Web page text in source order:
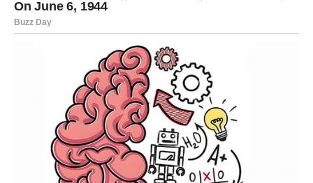
JARAC
Jarčevi konačno ulaze u mnogo stabilniji i sretniji period
Poslije mnogo rada i odricanja dolazi osjećaj sigurnosti i
velikog zadovoljstva.